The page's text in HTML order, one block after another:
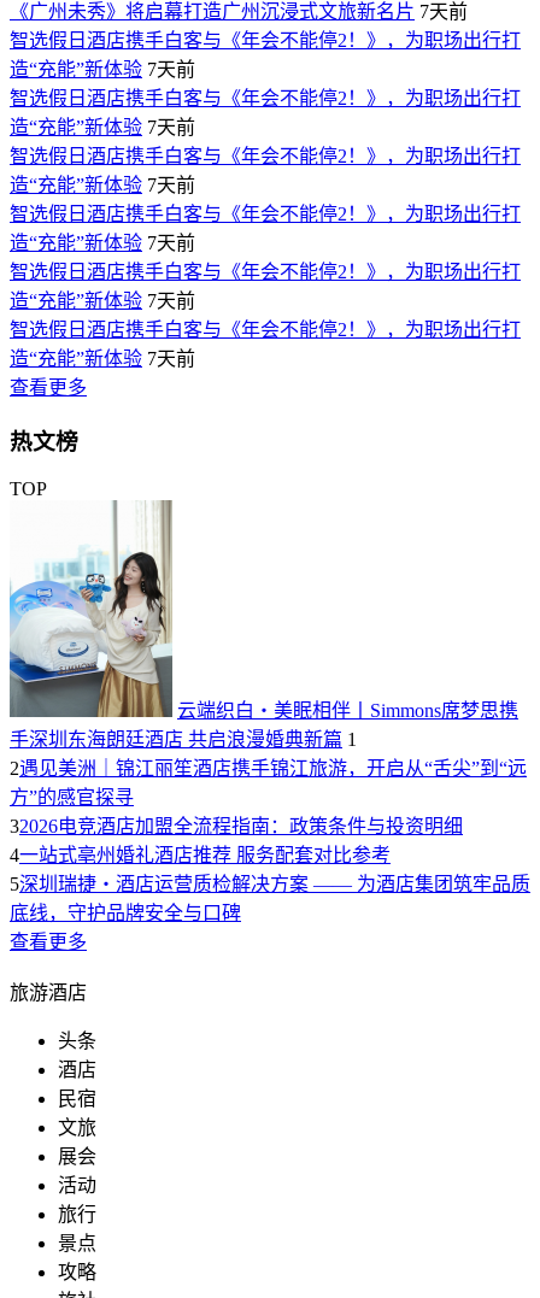
《广州未秀》将启幕打造广州沉浸式文旅新名片 7天前
智选假日酒店携手白客与《年会不能停2！》，为职场出行打
造“充能”新体验 7天前
智选假日酒店携手白客与《年会不能停2！》，为职场出行打
造“充能”新体验 7天前
智选假日酒店携手白客与《年会不能停2！》，为职场出行打
造“充能”新体验 7天前
智选假日酒店携手白客与《年会不能停2！》，为职场出行打
造“充能”新体验 7天前
智选假日酒店携手白客与《年会不能停2！》，为职场出行打
造“充能”新体验 7天前
智选假日酒店携手白客与《年会不能停2！》，为职场出行打
造“充能”新体验 7天前
查看更多
热文榜
TOP
云端织白・美眠相伴丨Simmons席梦思携
手深圳东海朗廷酒店 共启浪漫婚典新篇 1
2遇见美洲｜锦江丽笙酒店携手锦江旅游，开启从“舌尖”到“远
方”的感官探寻
32026电竞酒店加盟全流程指南：政策条件与投资明细
4一站式亳州婚礼酒店推荐 服务配套对比参考
5深圳瑞捷・酒店运营质检解决方案 —— 为酒店集团筑牢品质
底线，守护品牌安全与口碑
查看更多
旅游酒店
头条
酒店
民宿
文旅
展会
活动
旅行
景点
攻略